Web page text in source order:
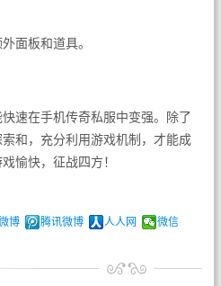
面板和道具。
速在手机传奇私服中变强。除了
和，充分利用游戏机制，才能成
愉快，征战四方！
博 腾讯微博 人人网 微信